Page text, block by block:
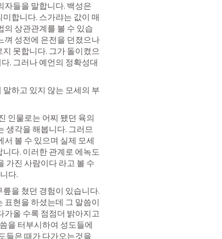
자들을 말합니다. 백성은
합니다. 스가랴는 값이 매
의 상관관계를 볼 수 있습
껴 성전에 은전을 던졌으나
못합니다. 그가 돌이켰으
. 그러나 예언의 정확성대
하고 있지 않는 모세의 부
인물로는 어찌 됐던 육의
생각을 해봅니다. 그러므
볼 수 있으며 실제 모세
다. 이러한 관계로 에녹도
가진 사람이다 라고 볼 수
다.
을 쳤던 경험이 있습니다.
표현을 하셨는데 그 말씀이
가올 수록 점점더 밝아지고
을 터부시하여 성도들에
들은 때가 다가오는것을